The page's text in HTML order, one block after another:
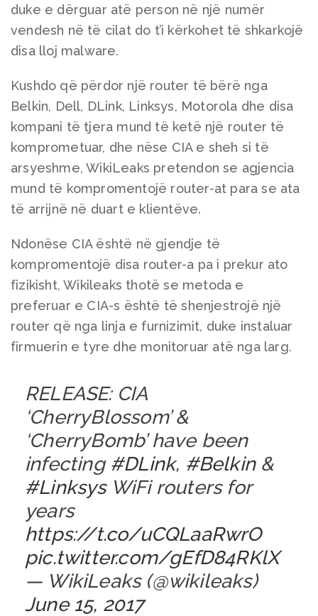
duke e dërguar atë person në një numër
vendesh në të cilat do t’i kërkohet të shkarkojë
disa lloj malware.
Kushdo që përdor një router të bërë nga
Belkin, Dell, DLink, Linksys, Motorola dhe disa
kompani të tjera mund të ketë një router të
komprometuar, dhe nëse CIA e sheh si të
arsyeshme, WikiLeaks pretendon se agjencia
mund të kompromentojë router-at para se ata
të arrijnë në duart e klientëve.
Ndonëse CIA është në gjendje të
kompromentojë disa router-a pa i prekur ato
fizikisht, Wikileaks thotë se metoda e
preferuar e CIA-s është të shenjestrojë një
router që nga linja e furnizimit, duke instaluar
firmuerin e tyre dhe monitoruar atë nga larg.
RELEASE: CIA
‘CherryBlossom’ &
‘CherryBomb’ have been
infecting #DLink, #Belkin&
#LinksysWiFi routers for
years
https://t.co/uCQLaaRwrO
pic.twitter.com/gEfD84RKlX
— WikiLeaks (@wikileaks)
June 15, 2017